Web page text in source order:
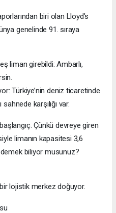
biri olan Lloyd’s
genelinde 91. sıraya
liman girebildi: Ambarlı,
Türkiye’nin deniz ticaretinde
sahnede karşılığı var.
Çünkü devreye giren
limanın kapasitesi 3,6
demek biliyor musunuz?
lojistik merkez doğuyor.